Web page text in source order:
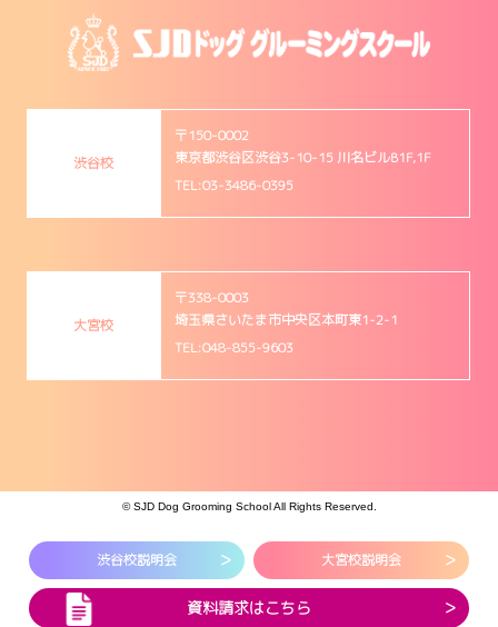
渋谷校
〒150-0002
東京都渋谷区渋谷3-10-15 川名ビルB1F,1F
TEL:03-3486-0395
大宮校
〒338-0003
埼玉県さいたま市中央区本町東1-2-1
TEL:048-855-9603
© SJD Dog Grooming School All Rights Reserved.
渋谷校説明会 大宮校説明会
資料請求はこちら